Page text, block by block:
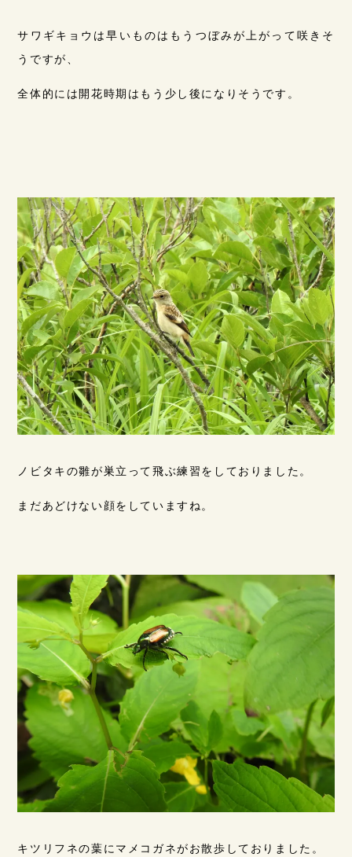
サワギキョウは早いものはもうつぼみが上がって咲きそ
うですが、
全体的には開花時期はもう少し後になりそうです。
ノビタキの雛が巣立って飛ぶ練習をしておりました。
まだあどけない顔をしていますね。
キツリフネの葉にマメコガネがお散歩しておりました。